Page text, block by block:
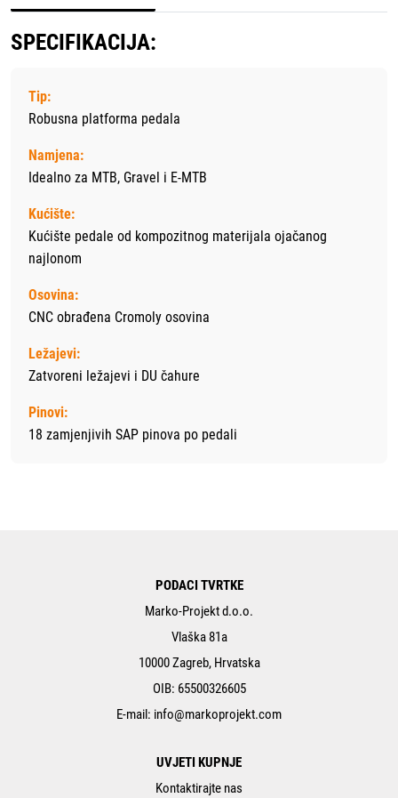
SPECIFIKACIJA:
Tip:
Robusna platforma pedala
Namjena:
Idealno za MTB, Gravel i E-MTB
Kućište:
Kućište pedale od kompozitnog materijala ojačanog
najlonom
Osovina:
CNC obrađena Cromoly osovina
Ležajevi:
Zatvoreni ležajevi i DU čahure
Pinovi:
18 zamjenjivih SAP pinova po pedali
PODACI TVRTKE
Marko-Projekt d.o.o.
Vlaška 81a
10000 Zagreb, Hrvatska
OIB: 65500326605
E-mail: info@markoprojekt.com
UVJETI KUPNJE
Kontaktirajte nas